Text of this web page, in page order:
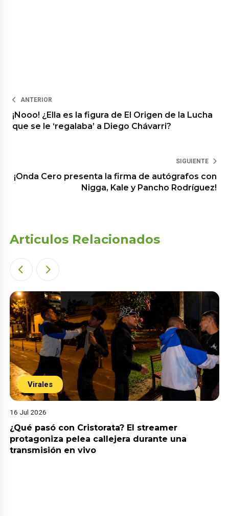
ANTERIOR
¡Nooo! ¿Ella es la figura de El Origen de la Lucha
que se le ‘regalaba’ a Diego Chávarri?
SIGUIENTE
¡Onda Cero presenta la firma de autógrafos con
Nigga, Kale y Pancho Rodríguez!
Articulos Relacionados
Virales
16 Jul 2026
¿Qué pasó con Cristorata? El streamer
protagoniza pelea callejera durante una
transmisión en vivo